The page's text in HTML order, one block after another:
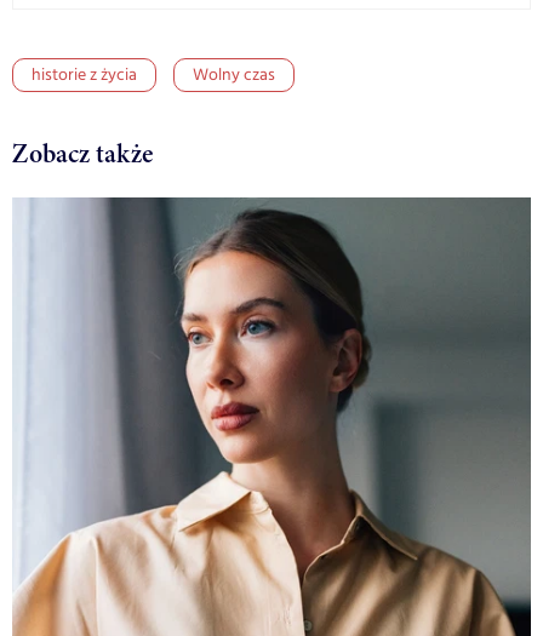
historie z życia Wolny czas
Zobacz także